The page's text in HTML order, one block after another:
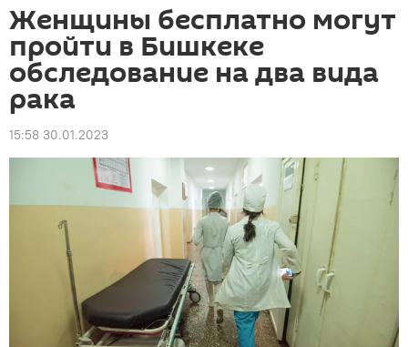
Женщины бесплатно могут
пройти в Бишкеке
обследование на два вида
рака
15:58 30.01.2023